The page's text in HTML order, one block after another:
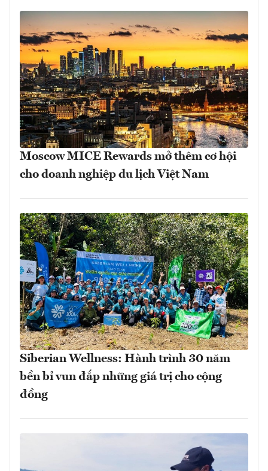
Moscow MICE Rewards mở thêm cơ hội
cho doanh nghiệp du lịch Việt Nam
Siberian Wellness: Hành trình 30 năm
bền bỉ vun đắp những giá trị cho cộng
đồng